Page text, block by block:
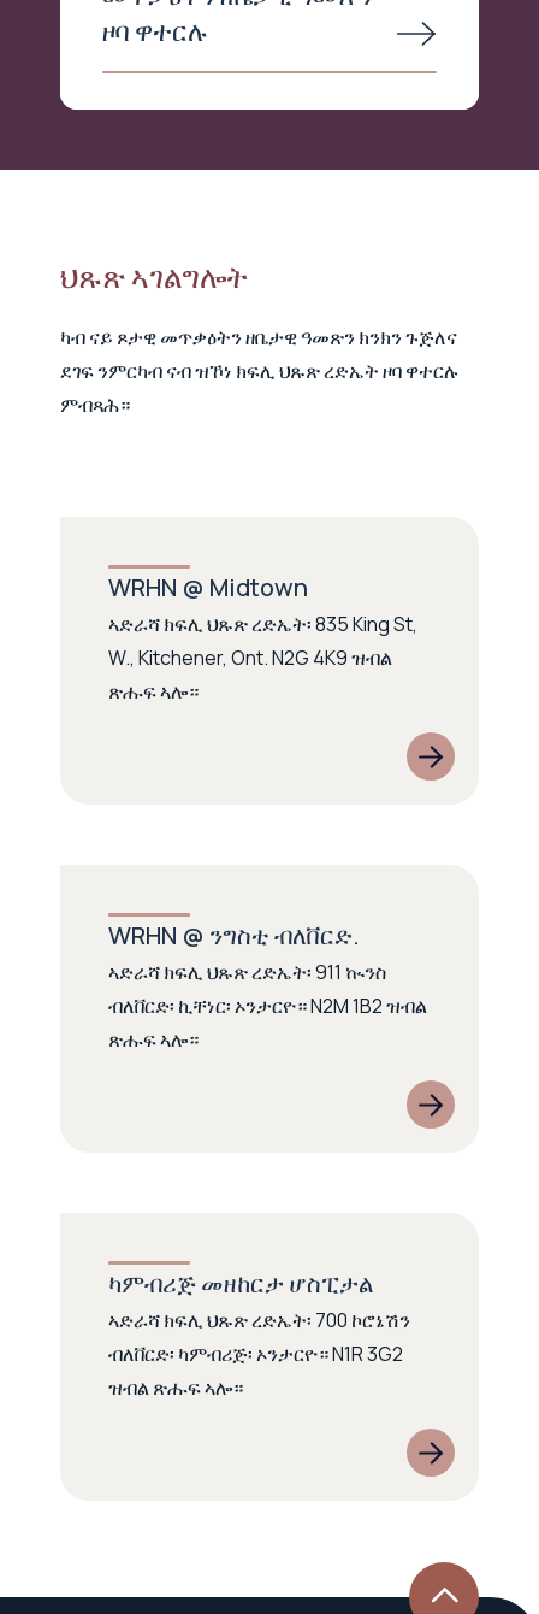
ዞባ ዋተርሉ
ህጹጽ ኣገልግሎት
ካብ ናይ ጾታዊ መጥቃዕትን ዘቤታዊ ዓመጽን ክንክን ጉጅለና
ደገፍ ንምርካብ ናብ ዝኾነ ክፍሊ ህጹጽ ረድኤት ዞባ ዋተርሉ
ምብጻሕ።
WRHN @ Midtown
ኣድራሻ ክፍሊ ህጹጽ ረድኤት፡ 835 King St,
W., Kitchener, Ont. N2G 4K9 ዝብል
ጽሑፍ ኣሎ።
WRHN @ ንግስቲ ብለቨርድ.
ኣድራሻ ክፍሊ ህጹጽ ረድኤት፡ 911 ኲንስ
ብለቨርድ፡ ኪቸነር፡ ኦንታርዮ። N2M 1B2 ዝብል
ጽሑፍ ኣሎ።
ካምብሪጅ መዘከርታ ሆስፒታል
ኣድራሻ ክፍሊ ህጹጽ ረድኤት፡ 700 ኮሮኔሽን
ብለቨርድ፡ ካምብሪጅ፡ ኦንታርዮ። N1R 3G2
ዝብል ጽሑፍ ኣሎ።